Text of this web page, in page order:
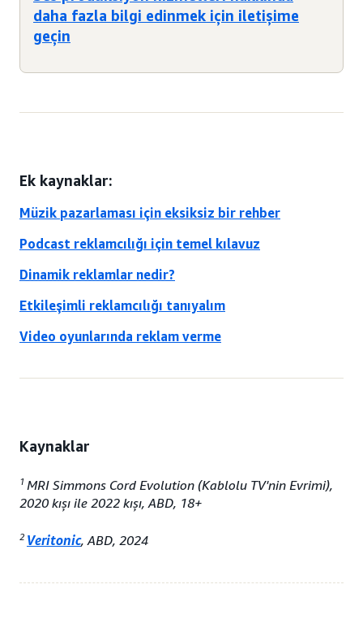
daha fazla bilgi edinmek için iletişime
geçin
Ek kaynaklar:
Müzik pazarlaması için eksiksiz bir rehber
Podcast reklamcılığı için temel kılavuz
Dinamik reklamlar nedir?
Etkileşimli reklamcılığı tanıyalım
Video oyunlarında reklam verme
Kaynaklar
1 MRI Simmons Cord Evolution (Kablolu TV'nin Evrimi),
2020 kışı ile 2022 kışı, ABD, 18+
2 Veritonic, ABD, 2024